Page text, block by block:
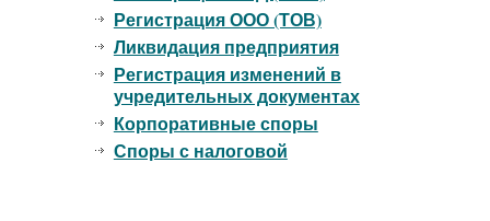
Регистрация ООО (ТОВ)
Ликвидация предприятия
Регистрация изменений в
учредительных документах
Корпоративные споры
Споры с налоговой